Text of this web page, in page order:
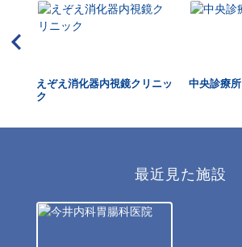
えぞえ消化器内視鏡クリニッ
ク
中央診療所
最近見た施設